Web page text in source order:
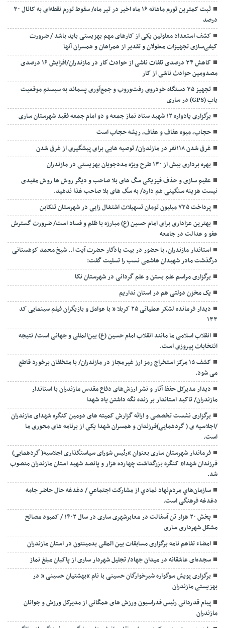
ثبت کمترین تورم ماهانه ۱۶ ماه اخیر در تیر ماه/ سقوط تورم نقطه‌ای به کانال ۳۰
درصد
کشف استعداد معلولین یکی از کارهای مهم بهزیستی باید باشد / ضرورت
کیفی‌سازی تجهیزات معلولان و تقدیر از همراهان و همسران آنها
کاهش ۳۴ درصدی تلفات ناشی از حوادث كار در مازندران/افزایش ۱۶ درصدی
مصدومین حوادث ناشی از کار
تجهیز ۳۵ دستگاه خودروی رفت‌وروب و جمع‌آوری پسماند به سیستم موقعیت
یاب (GPS) در ساری
برگزاری یادواره ۱۲ شهید ستاد نماز جمعه و دو امام جمعه فقید شهرستان ساری
حجاب، میوه عفاف و عفاف، ریشه حجاب است
غرق شدن ۱۱۸نفر در مازندران/ توصيه هايی برای پيشگيری از غرق شدن
بهره برداری بیش از ۱۳۰ طرح ویژه مددجویان بهزیستی در مازندران
عقیم سازی و حذف فیزیکی سگ های بلا صاحب و دیگر روش ها روش مفیدی
نیست هزینه سنگینی هم دارد/ به سگ های بلا صاحب غذا ندهید.
پرداخت ۷۳۵ میلیون تومان تسهیلات اشتغال زایی در شهرستان تنکابن
بهترین عزاداری برای امام حسین (ع) مبارزه با ظلم و فساد است/ ضرورت گسترش
عفو و عدالت در جامعه
استاندار مازندران، با حضور در بیت یادگار حضرت آیت ا.. شیخ محمد کوهستانی
درگذشت مادر شهیدان هاشمی نسب را تسلیت گفت:
برگزاری مراسم علم بستن و علم گردانی در شهرستان نکا
یک مخزن دولتی هم در استان نداریم
دیدار فرمانده لشکر عملیاتی ۲۵ کربلا ” با عوامل و بازیگران فیلم سینمایی کد
۱۳۳
انقلاب اسلامی ما مانند انقلاب امام حسین (ع) بین‌المللی و جهانی است/ نتیجه
انتخابات پیروزی است.
کشف ۱۵ مرکز استخراج رمز ارز غیرمجاز در مازندران/ با متخلفان برخورد قاطع
می شود.
دیدار مدیرکل حفظ آثار و نشر ارزش‌های دفاع مقدس مازندران با استاندار
مازندران/ تاکید استاندار بر زنده نگه داشتن یاد شهدا
برگزاری نشست تخصصی و ارائه گزارش کمیته های دومین کنگره شهدای مازندران
/اجلاسیه ی ( گردهمایی)فرزندان و همسران شهدا یکی از برنامه های محوری ما
است.
فرماندار شهرستان ساری بعنوان “رئیس شورای سیاستگذاری اجلاسیه( گردهمایی)
فرزندان شهدا” کنگره بزرگداشت چهارده هزار و پانصد شهید استان مازندران منصوب
شد.
سازمان‌هاي مردم‌نهاد نمادي از مشاركت اجتماعي / دغدغه حال حاضر جامه
دغدغه فرهنگی است.
پخش ۲۰ هزار تن آسفالت در معابرشهری ساری در سال ۱۴۰۲ / کمبود مصالح
مشکل شهرداری ساری
امضاء تفاهم نامه برگزاری مسابقات بین المللی بدمینتون در استان مازندران
سجده‌ای عاشقانه در میدان جهاد/ تجلیل شهردار ساری از پاکبان مبلغ نماز
برگزاری پویش سوگواره شیرخوارگان حسینی با نام “بهشتیان حسینی ” در
بهزیستی مازندران
پیام قدردانی رئیس فدراسیون ورزش های همگانی از مدیرکل ورزش و جوانان
مازندران